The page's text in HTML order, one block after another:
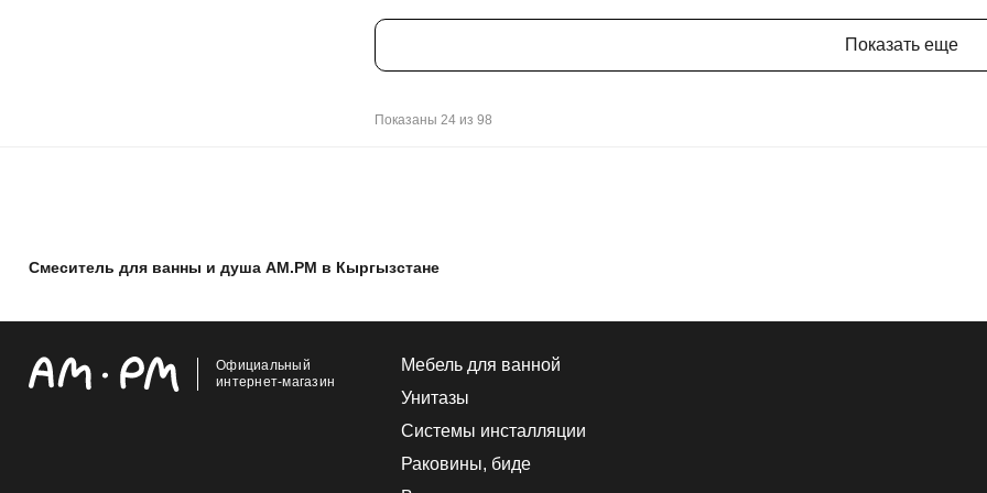
Показать еще
Показаны 24 из 98
Смеситель для ванны и душа AM.PM в Кыргызстане
Официальный
интернет-магазин
Мебель для ванной
Унитазы
Системы инсталляции
Раковины, биде